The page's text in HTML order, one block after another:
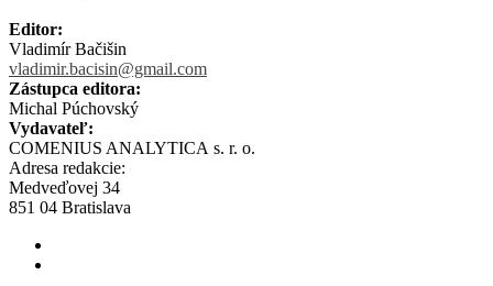
Editor:
Vladimír Bačišin
vladimir.bacisin@gmail.com
Zástupca editora:
Michal Púchovský
Vydavateľ:
COMENIUS ANALYTICA s. r. o.
Adresa redakcie:
Medveďovej 34
851 04 Bratislava